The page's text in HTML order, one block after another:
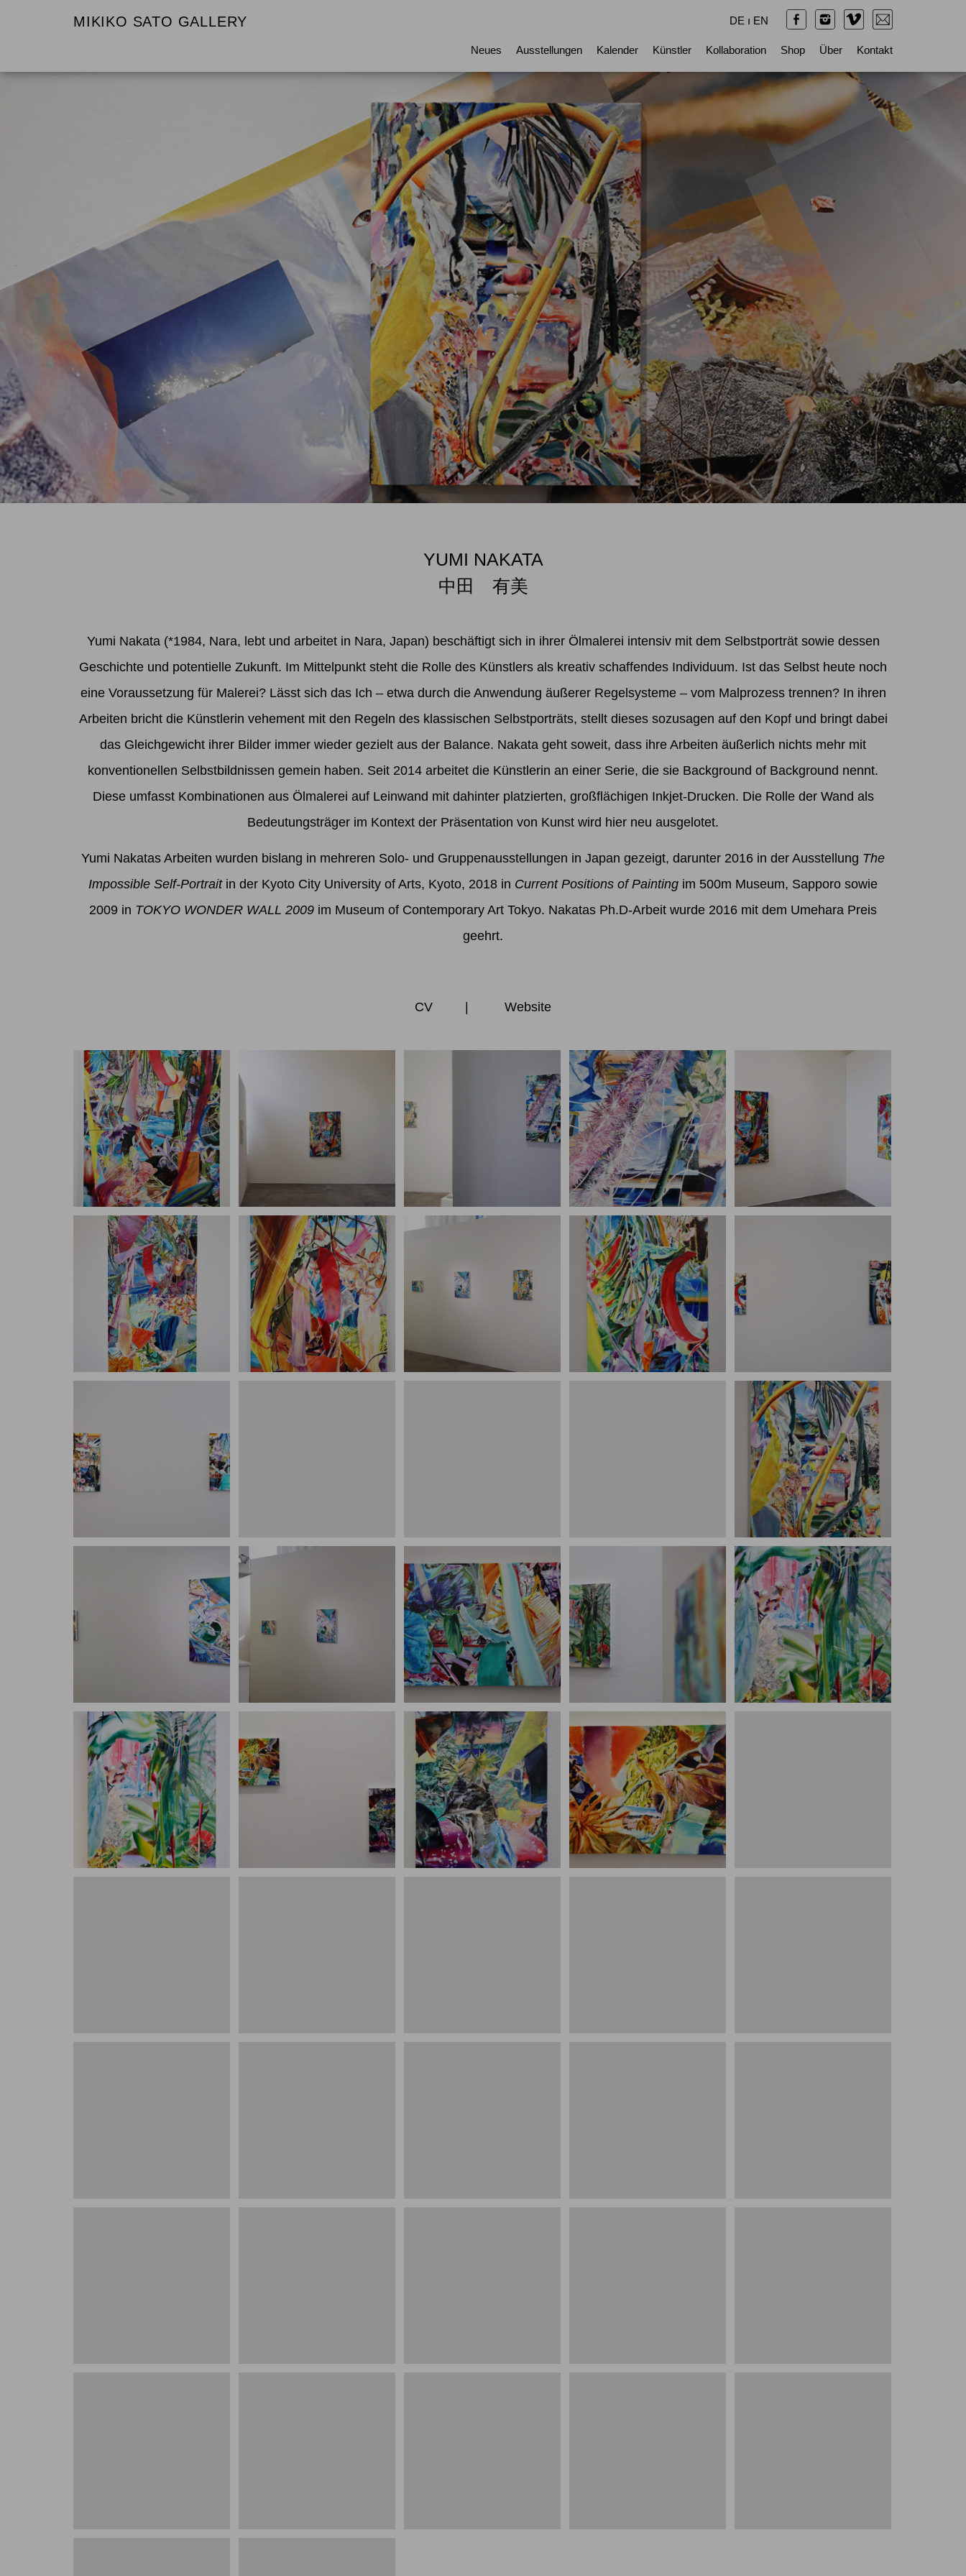
MIKIKO SATO GALLERY
Neues Ausstellungen Kalender Künstler Kollaboration Shop Über Kontakt
DE ı EN
YUMI NAKATA
中田 有美
Yumi Nakata (*1984, Nara, lebt und arbeitet in Nara, Japan) beschäftigt sich in ihrer Ölmalerei intensiv mit dem Selbstporträt sowie dessen
Geschichte und potentielle Zukunft. Im Mittelpunkt steht die Rolle des Künstlers als kreativ schaffendes Individuum. Ist das Selbst heute noch
eine Voraussetzung für Malerei? Lässt sich das Ich – etwa durch die Anwendung äußerer Regelsysteme – vom Malprozess trennen? In ihren
Arbeiten bricht die Künstlerin vehement mit den Regeln des klassischen Selbstporträts, stellt dieses sozusagen auf den Kopf und bringt dabei
das Gleichgewicht ihrer Bilder immer wieder gezielt aus der Balance. Nakata geht soweit, dass ihre Arbeiten äußerlich nichts mehr mit
konventionellen Selbstbildnissen gemein haben. Seit 2014 arbeitet die Künstlerin an einer Serie, die sie Background of Background nennt.
Diese umfasst Kombinationen aus Ölmalerei auf Leinwand mit dahinter platzierten, großflächigen Inkjet-Drucken. Die Rolle der Wand als
Bedeutungsträger im Kontext der Präsentation von Kunst wird hier neu ausgelotet.
Yumi Nakatas Arbeiten wurden bislang in mehreren Solo- und Gruppenausstellungen in Japan gezeigt, darunter 2016 in der Ausstellung The
Impossible Self-Portrait in der Kyoto City University of Arts, Kyoto, 2018 in Current Positions of Painting im 500m Museum, Sapporo sowie
2009 in TOKYO WONDER WALL 2009 im Museum of Contemporary Art Tokyo. Nakatas Ph.D-Arbeit wurde 2016 mit dem Umehara Preis
geehrt.
CV | Website